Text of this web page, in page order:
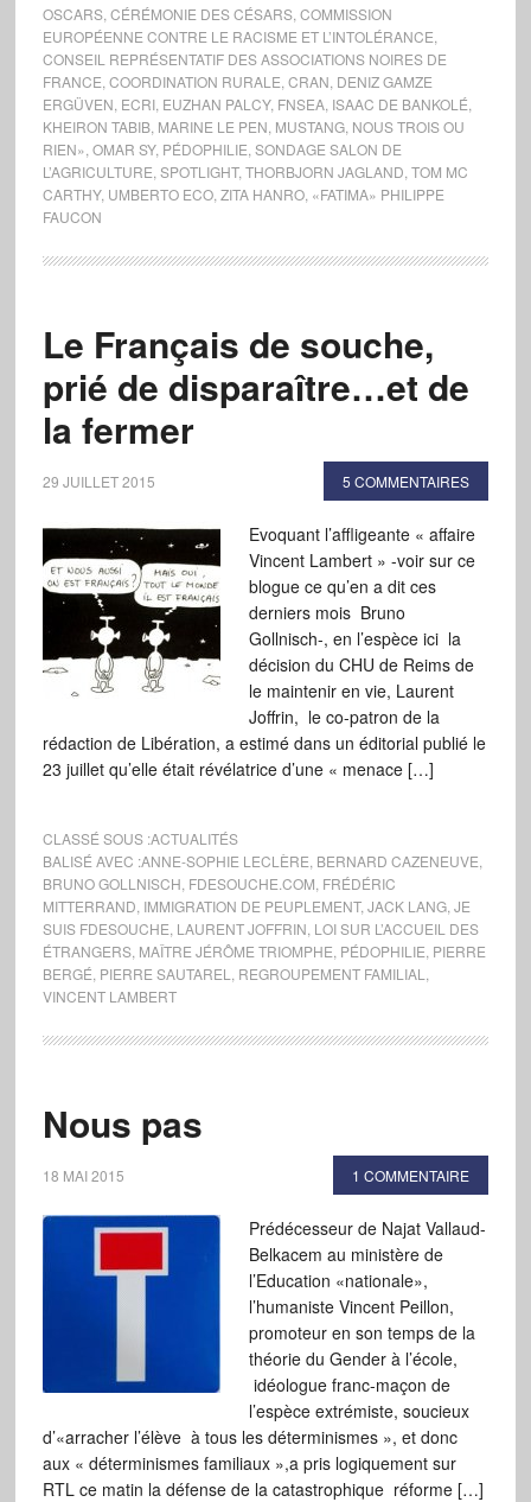
OSCARS, CÉRÉMONIE DES CÉSARS, COMMISSION
EUROPÉENNE CONTRE LE RACISME ET L’INTOLÉRANCE
CONSEIL REPRÉSENTATIF DES ASSOCIATIONS NOIRES DE
FRANCE COORDINATION RURALE CRAN DENIZ GAMZE
ERGÜVEN ECRI, EUZHAN PALCY, FNSEA, ISAAC DE BANKOLÉ
KHEIRON TABIB, MARINE LE PEN MUSTANG, NOUS TROIS OU
RIEN» OMAR SY, PÉDOPHILIE SONDAGE SALON DE
L’AGRICULTURE SPOTLIGHT, THORBJORN JAGLAND TOM MC
CARTHY, UMBERTO ECO, ZITA HANRO, «FATIMA» PHILIPPE
FAUCON
Le Français de souche,
prié de disparaître…et de
la fermer
29 JUILLET 2015 5 COMMENTAIRES
Evoquant l’affligeante « affaire
Vincent Lambert » -voir sur ce
blogue ce qu’en a dit ces
derniers mois Bruno
Gollnisch-, en l’espèce ici la
décision du CHU de Reims de
le maintenir en vie, Laurent
Joffrin, le co-patron de la
rédaction de Libération, a estimé dans un éditorial publié le
23 juillet qu’elle était révélatrice d’une « menace […]
CLASSÉ SOUS :ACTUALITÉS
BALISÉ AVEC :ANNE-SOPHIE LECLÈRE BERNARD CAZENEUVE
BRUNO GOLLNISCH FDESOUCHE.COM FRÉDÉRIC
MITTERRAND IMMIGRATION DE PEUPLEMENT, JACK LANG, JE
SUIS FDESOUCHE LAURENT JOFFRIN LOI SUR L’ACCUEIL DES
ÉTRANGERS, MAÎTRE JÉRÔME TRIOMPHE PÉDOPHILIE PIERRE
BERGÉ PIERRE SAUTAREL REGROUPEMENT FAMILIAL
VINCENT LAMBERT
Nous pas
18 MAI 2015 1 COMMENTAIRE
Prédécesseur de Najat Vallaud-
Belkacem au ministère de
l’Education «nationale»,
l’humaniste Vincent Peillon,
promoteur en son temps de la
théorie du Gender à l’école,
idéologue franc-maçon de
l’espèce extrémiste, soucieux
d’«arracher l’élève à tous les déterminismes », et donc
aux « déterminismes familiaux »,a pris logiquement sur
RTL ce matin la défense de la catastrophique réforme […]